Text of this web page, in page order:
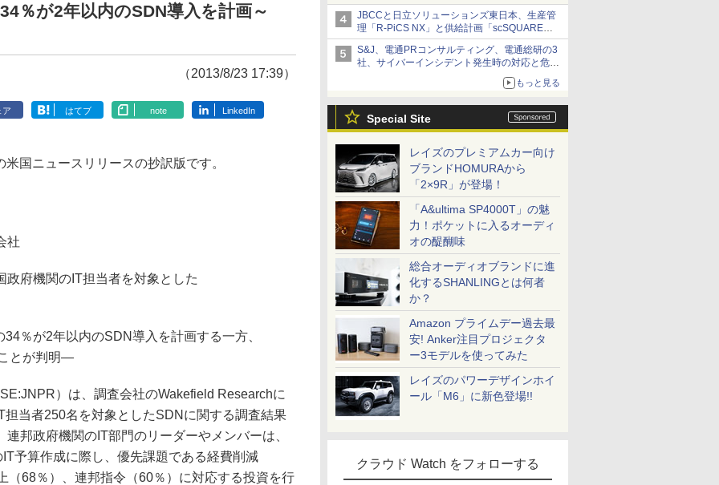
ナンス戦略
JBCCと日立ソリューションズ東日本、生産管
理「R-PiCS NX」と供給計画「scSQUARE
ISP」の連携サービスを提供開始
S&J、電通PRコンサルティング、電通総研の3
社、サイバーインシデント発生時の対応と危機
管理広報を一体的に訓練するプログラムを提供
もっと見る
Special Site
レイズのプレミアムカー向け
ブランドHOMURAから
「2×9R」が登場！
「A&ultima SP4000T」の魅
力！ポケットに入るオーディ
オの醍醐味
総合オーディオブランドに進
化するSHANLINGとは何者
か？
Amazon プライムデー過去最
安! Anker注目プロジェクタ
ー3モデルを使ってみた
レイズのパワーデザインホイ
ール「M6」に新色登場!!
クラウド Watch をフォローする
％が2年以内のSDN導入を計画～
（2013/8/23 17:39）
ア はてブ note LinkedIn
国ニュースリリースの抄訳版です。
社
府機関のIT担当者を対象とした
％が2年以内のSDN導入を計画する一方、
とが判明―
）は、調査会社のWakefield Researchに
当者250名を対象としたSDNに関する調査結果
邦政府機関のIT部門のリーダーやメンバーは、
予算作成に際し、優先課題である経費削減
（68％）、連邦指令（60％）に対応する投資を行